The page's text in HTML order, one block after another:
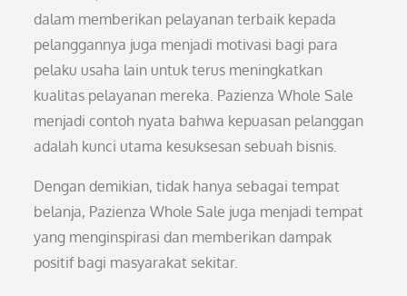
dalam memberikan pelayanan terbaik kepada
pelanggannya juga menjadi motivasi bagi para
pelaku usaha lain untuk terus meningkatkan
kualitas pelayanan mereka. Pazienza Whole Sale
menjadi contoh nyata bahwa kepuasan pelanggan
adalah kunci utama kesuksesan sebuah bisnis.
Dengan demikian, tidak hanya sebagai tempat
belanja, Pazienza Whole Sale juga menjadi tempat
yang menginspirasi dan memberikan dampak
positif bagi masyarakat sekitar.